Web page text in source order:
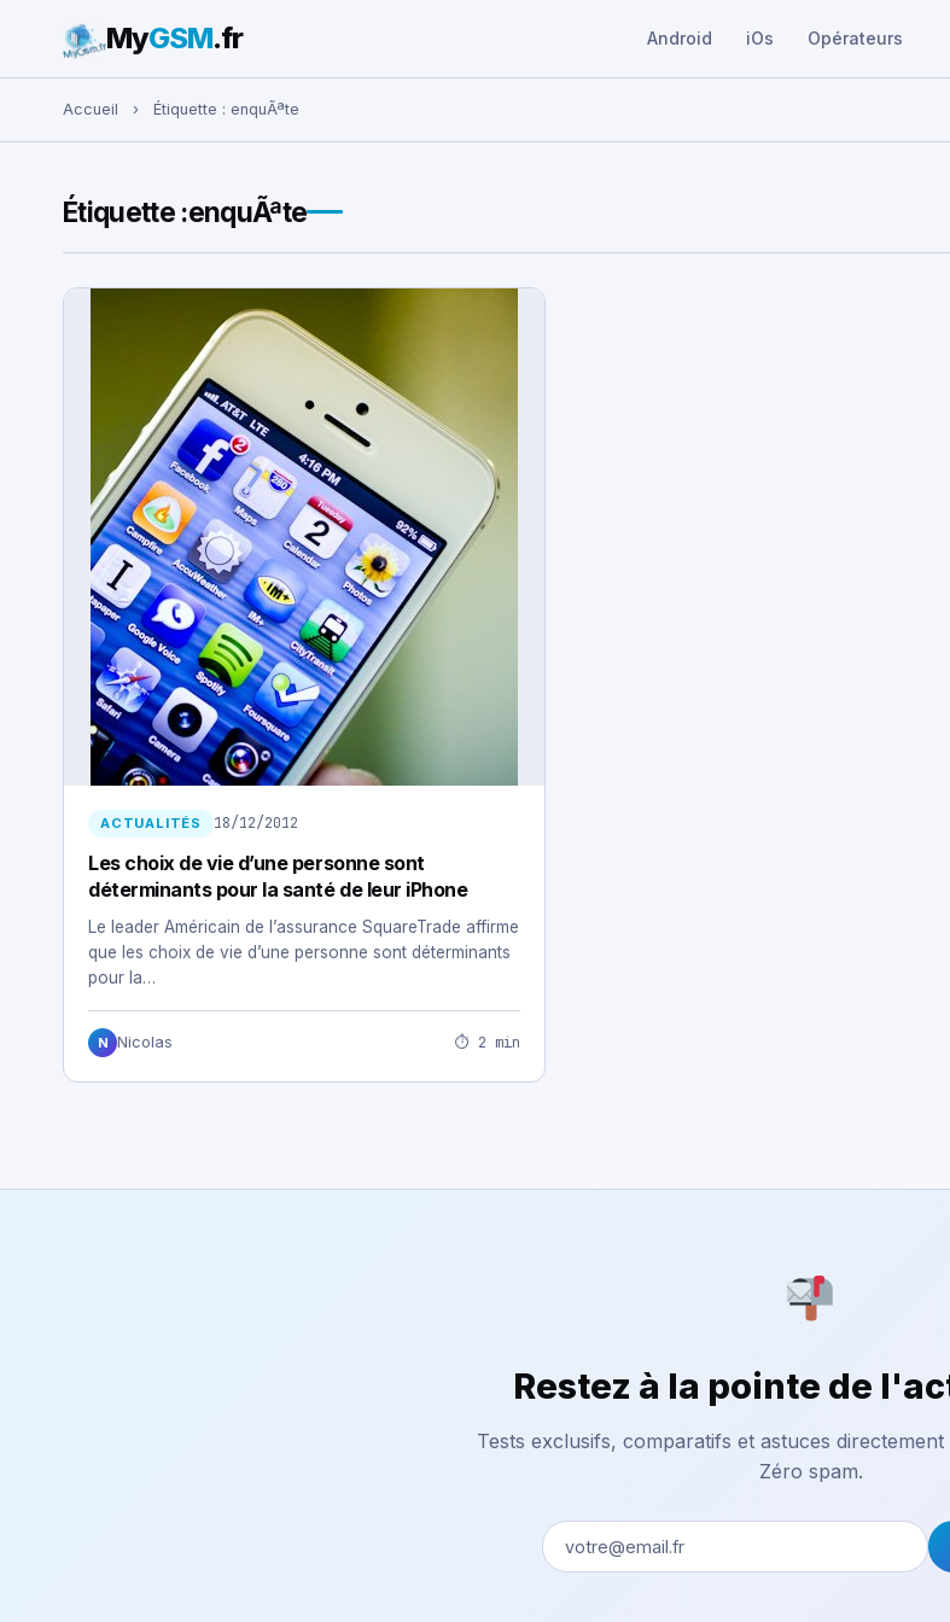
Rechercher :
MyGSM.fr Android iOs Opérateurs
Accueil › Étiquette : enquÃªte
Étiquette :enquÃªte
ACTUALITÉS 18/12/2012
Les choix de vie d’une personne sont
déterminants pour la santé de leur iPhone
Le leader Américain de l’assurance SquareTrade affirme
que les choix de vie d’une personne sont déterminants
pour la…
N Nicolas ⏱ 2 min
Restez à la pointe de
Tests exclusifs, comparatifs et astuces
Zéro spam.